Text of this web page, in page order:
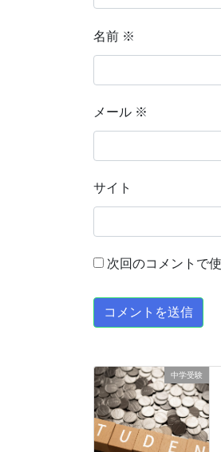
名前 ※
メール ※
サイト
次回のコメントで
中学受験